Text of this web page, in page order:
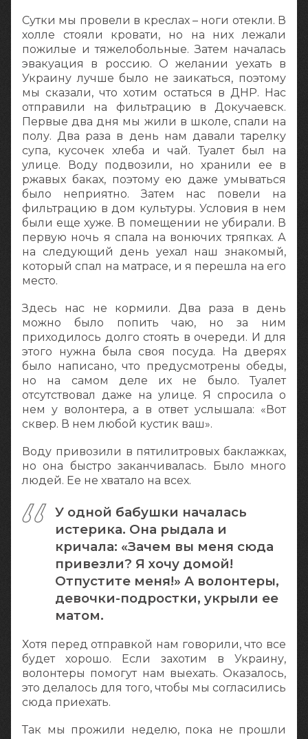
Сутки мы провели в креслах – ноги отекли. В
холле стояли кровати, но на них лежали
пожилые и тяжелобольные. Затем началась
эвакуация в россию. О желании уехать в
Украину лучше было не заикаться, поэтому
мы сказали, что хотим остаться в ДНР. Нас
отправили на фильтрацию в Докучаевск.
Первые два дня мы жили в школе, спали на
полу. Два раза в день нам давали тарелку
супа, кусочек хлеба и чай. Туалет был на
улице. Воду подвозили, но хранили ее в
ржавых баках, поэтому ею даже умываться
было неприятно. Затем нас повели на
фильтрацию в дом культуры. Условия в нем
были еще хуже. В помещении не убирали. В
первую ночь я спала на вонючих тряпках. А
на следующий день уехал наш знакомый,
который спал на матрасе, и я перешла на его
место.
Здесь нас не кормили. Два раза в день
можно было попить чаю, но за ним
приходилось долго стоять в очереди. И для
этого нужна была своя посуда. На дверях
было написано, что предусмотрены обеды,
но на самом деле их не было. Туалет
отсутствовал даже на улице. Я спросила о
нем у волонтера, а в ответ услышала: «Вот
сквер. В нем любой кустик ваш».
Воду привозили в пятилитровых баклажках,
но она быстро заканчивалась. Было много
людей. Ее не хватало на всех.
У одной бабушки началась
истерика. Она рыдала и
кричала: «Зачем вы меня сюда
привезли? Я хочу домой!
Отпустите меня!» А волонтеры,
девочки-подростки, укрыли ее
матом.
Хотя перед отправкой нам говорили, что все
будет хорошо. Если захотим в Украину,
волонтеры помогут нам выехать. Оказалось,
это делалось для того, чтобы мы согласились
сюда приехать.
Так мы прожили неделю, пока не прошли